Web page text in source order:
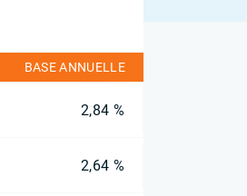
BASE ANNUELLE
2,84 %
2,64 %